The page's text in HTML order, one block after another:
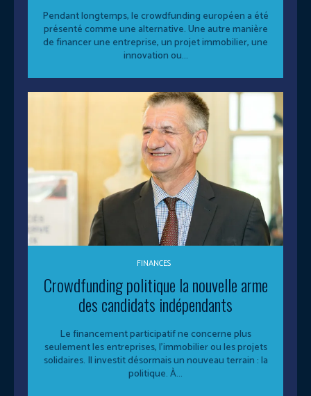
Pendant longtemps, le crowdfunding européen a été
présenté comme une alternative. Une autre manière
de financer une entreprise, un projet immobilier, une
innovation ou...
FINANCES
Crowdfunding politique la nouvelle arme
des candidats indépendants
Le financement participatif ne concerne plus
seulement les entreprises, l’immobilier ou les projets
solidaires. Il investit désormais un nouveau terrain : la
politique. À...